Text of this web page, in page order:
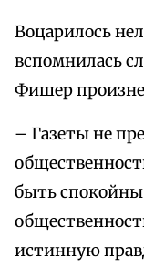
Воцарилось
вспомнилась
Фишер
– Газеты не
быть
истинную